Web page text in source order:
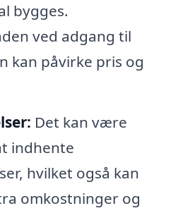
bygges.
ved adgang til
kan påvirke pris og
Det kan være
indhente
hvilket også kan
omkostninger og